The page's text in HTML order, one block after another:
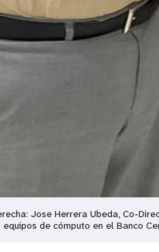
Jose Herrera Ubeda, Co-
de cómputo en el Banco